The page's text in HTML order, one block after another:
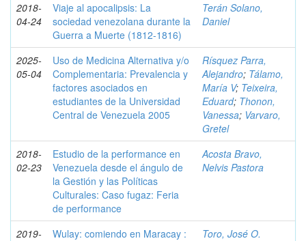
2018-
04-24
Viaje al apocalipsis: La
sociedad venezolana durante la
Guerra a Muerte (1812-1816)
Terán Solano,
Daniel
2025-
05-04
Uso de Medicina Alternativa y/o
Complementaria: Prevalencia y
factores asociados en
estudiantes de la Universidad
Central de Venezuela 2005
Rísquez Parra,
Alejandro; Tálamo,
María V; Teixeira,
Eduard; Thonon,
Vanessa; Varvaro,
Gretel
2018-
02-23
Estudio de la performance en
Venezuela desde el ángulo de
la Gestión y las Políticas
Culturales: Caso fugaz: Feria
de performance
Acosta Bravo,
Nelvis Pastora
2019-
Wulay: comiendo en Maracay :
Toro, José O.